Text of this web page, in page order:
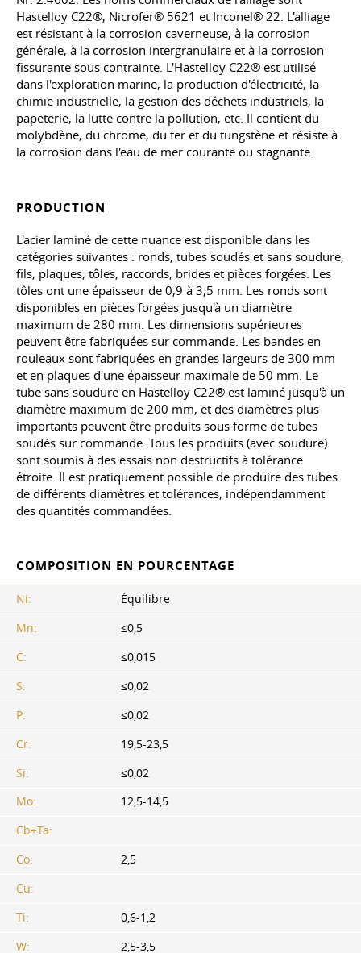
Hastelloy C22®, Nicrofer® 5621 et Inconel® 22. L'alliage
est résistant à la corrosion caverneuse, à la corrosion
générale, à la corrosion intergranulaire et à la corrosion
fissurante sous contrainte. L'Hastelloy C22® est utilisé
dans l'exploration marine, la production d'électricité, la
chimie industrielle, la gestion des déchets industriels, la
papeterie, la lutte contre la pollution, etc. Il contient du
molybdène, du chrome, du fer et du tungstène et résiste à
la corrosion dans l'eau de mer courante ou stagnante.
PRODUCTION
L'acier laminé de cette nuance est disponible dans les
catégories suivantes : ronds, tubes soudés et sans soudure,
fils, plaques, tôles, raccords, brides et pièces forgées. Les
tôles ont une épaisseur de 0,9 à 3,5 mm. Les ronds sont
disponibles en pièces forgées jusqu'à un diamètre
maximum de 280 mm. Les dimensions supérieures
peuvent être fabriquées sur commande. Les bandes en
rouleaux sont fabriquées en grandes largeurs de 300 mm
et en plaques d'une épaisseur maximale de 50 mm. Le
tube sans soudure en Hastelloy C22® est laminé jusqu'à un
diamètre maximum de 200 mm, et des diamètres plus
importants peuvent être produits sous forme de tubes
soudés sur commande. Tous les produits (avec soudure)
sont soumis à des essais non destructifs à tolérance
étroite. Il est pratiquement possible de produire des tubes
de différents diamètres et tolérances, indépendamment
des quantités commandées.
COMPOSITION EN POURCENTAGE
Ni:
Équilibre
Mn:
≤0,5
C:
≤0,015
S:
≤0,02
P:
≤0,02
Cr:
19,5-23,5
Si:
≤0,02
Mo:
12,5-14,5
Cb+Ta:
Co:
2,5
Cu:
Ti:
0,6-1,2
W:
2,5-3,5